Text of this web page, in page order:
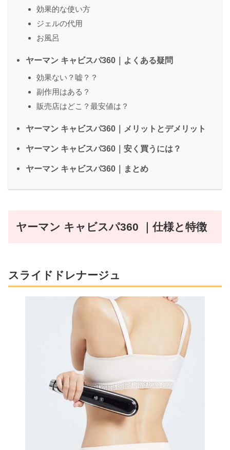
効果的な使い方
ジェルの代用
お風呂
ヤーマン キャビスパ360｜よくある疑問
効果ない？嘘？？
副作用はある？
販売店はどこ？最安値は？
ヤーマン キャビスパ360｜メリットとデメリット
ヤーマン キャビスパ360｜安く買うには？
ヤーマン キャビスパ360｜まとめ
ヤーマン キャビスパ360 ｜仕様と特徴
スライドドレナージュ